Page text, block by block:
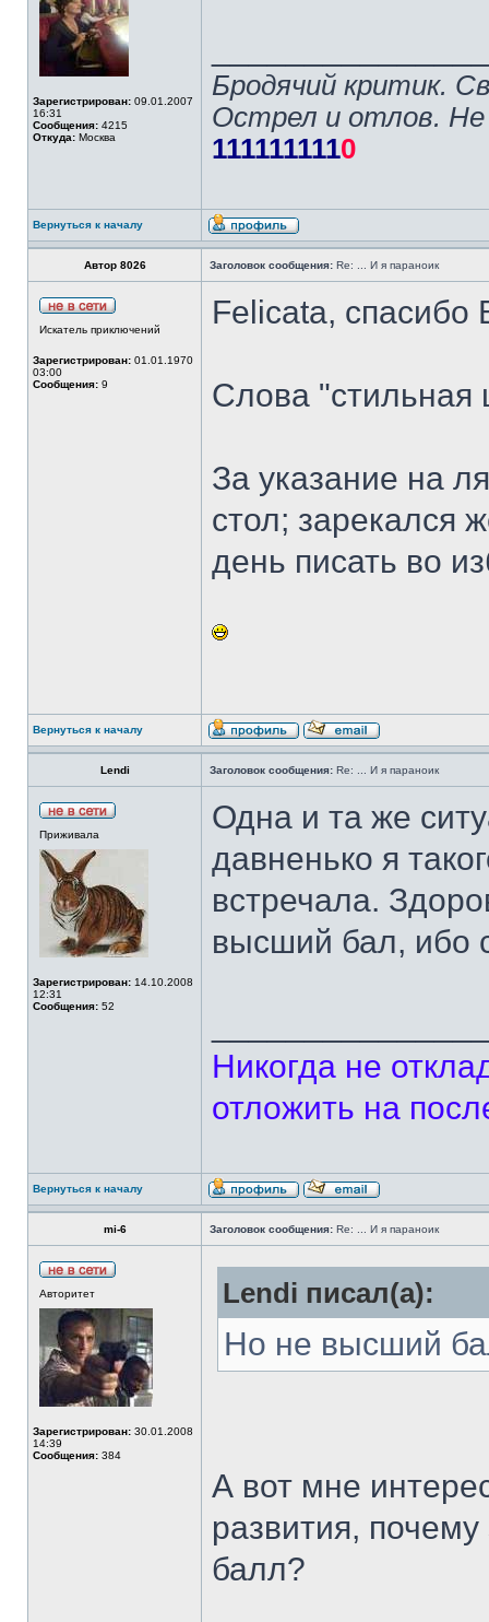
Зарегистрирован: 09.01.2007
16:31
Сообщения: 4215
Откуда: Москва
Бродячий критик.
Острел и отлов. Не
1111111110
Вернуться к началу
Автор 8026 Заголовок сообщения: Re: ... И я параноик
Искатель приключений
Зарегистрирован: 01.01.1970
03:00
Сообщения: 9
Felicata, спасибо
Слова
За указание на
стол; зарекался
день писать во
Вернуться к началу
Lendi Заголовок сообщения: Re: ... И я параноик
Приживала
Зарегистрирован: 14.10.2008
12:31
Сообщения: 52
Одна и та же
давненько я
встречала.
высший бал, ибо
Никогда не
отложить на
Вернуться к началу
mi-6 Заголовок сообщения: Re: ... И я параноик
Авторитет
Зарегистрирован: 30.01.2008
14:39
Сообщения: 384
Lendi писал(а):
Но не высший
А вот мне
развития,
балл?